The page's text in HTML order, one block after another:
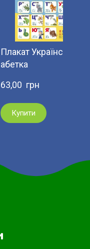
Плакат Українська
абетка
63,00  грн
Купити